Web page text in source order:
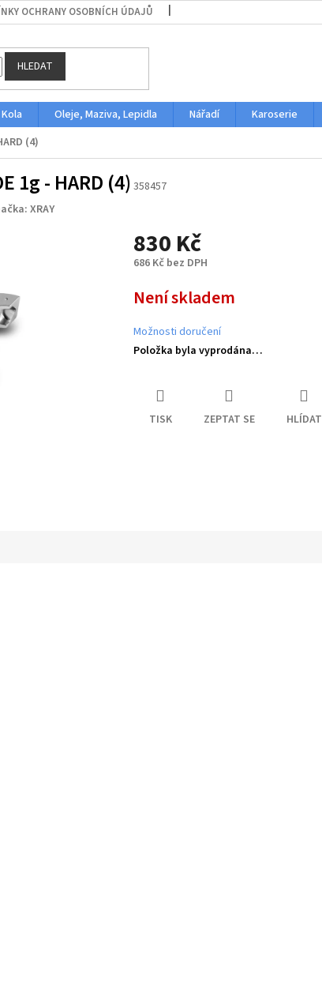
OCHRANY OSOBNÍCH ÚDAJŮ
HLEDAT
Kola Oleje, Maziva, Lepidla Nářadí Karoserie
(4)
1g - HARD (4)358457
XRAY
830 Kč
686 Kč bez DPH
cena:
Není skladem
Možnosti doručení
Položka byla vyprodána…
TISK ZEPTAT SE HLÍDAT